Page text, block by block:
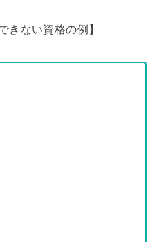
きない資格の例】